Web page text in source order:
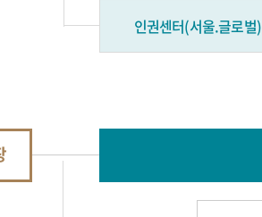
인권센터(서울.글로벌)